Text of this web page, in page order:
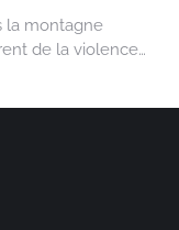
la montagne
de la violence…